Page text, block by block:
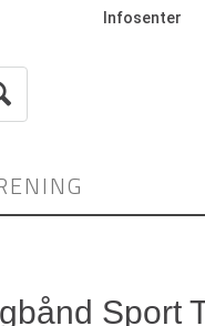
Infosenter
Sport